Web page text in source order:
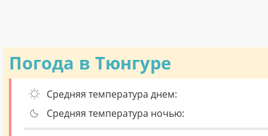
Погода в Тюнгуре
Средняя температура днем:
Средняя температура ночью: